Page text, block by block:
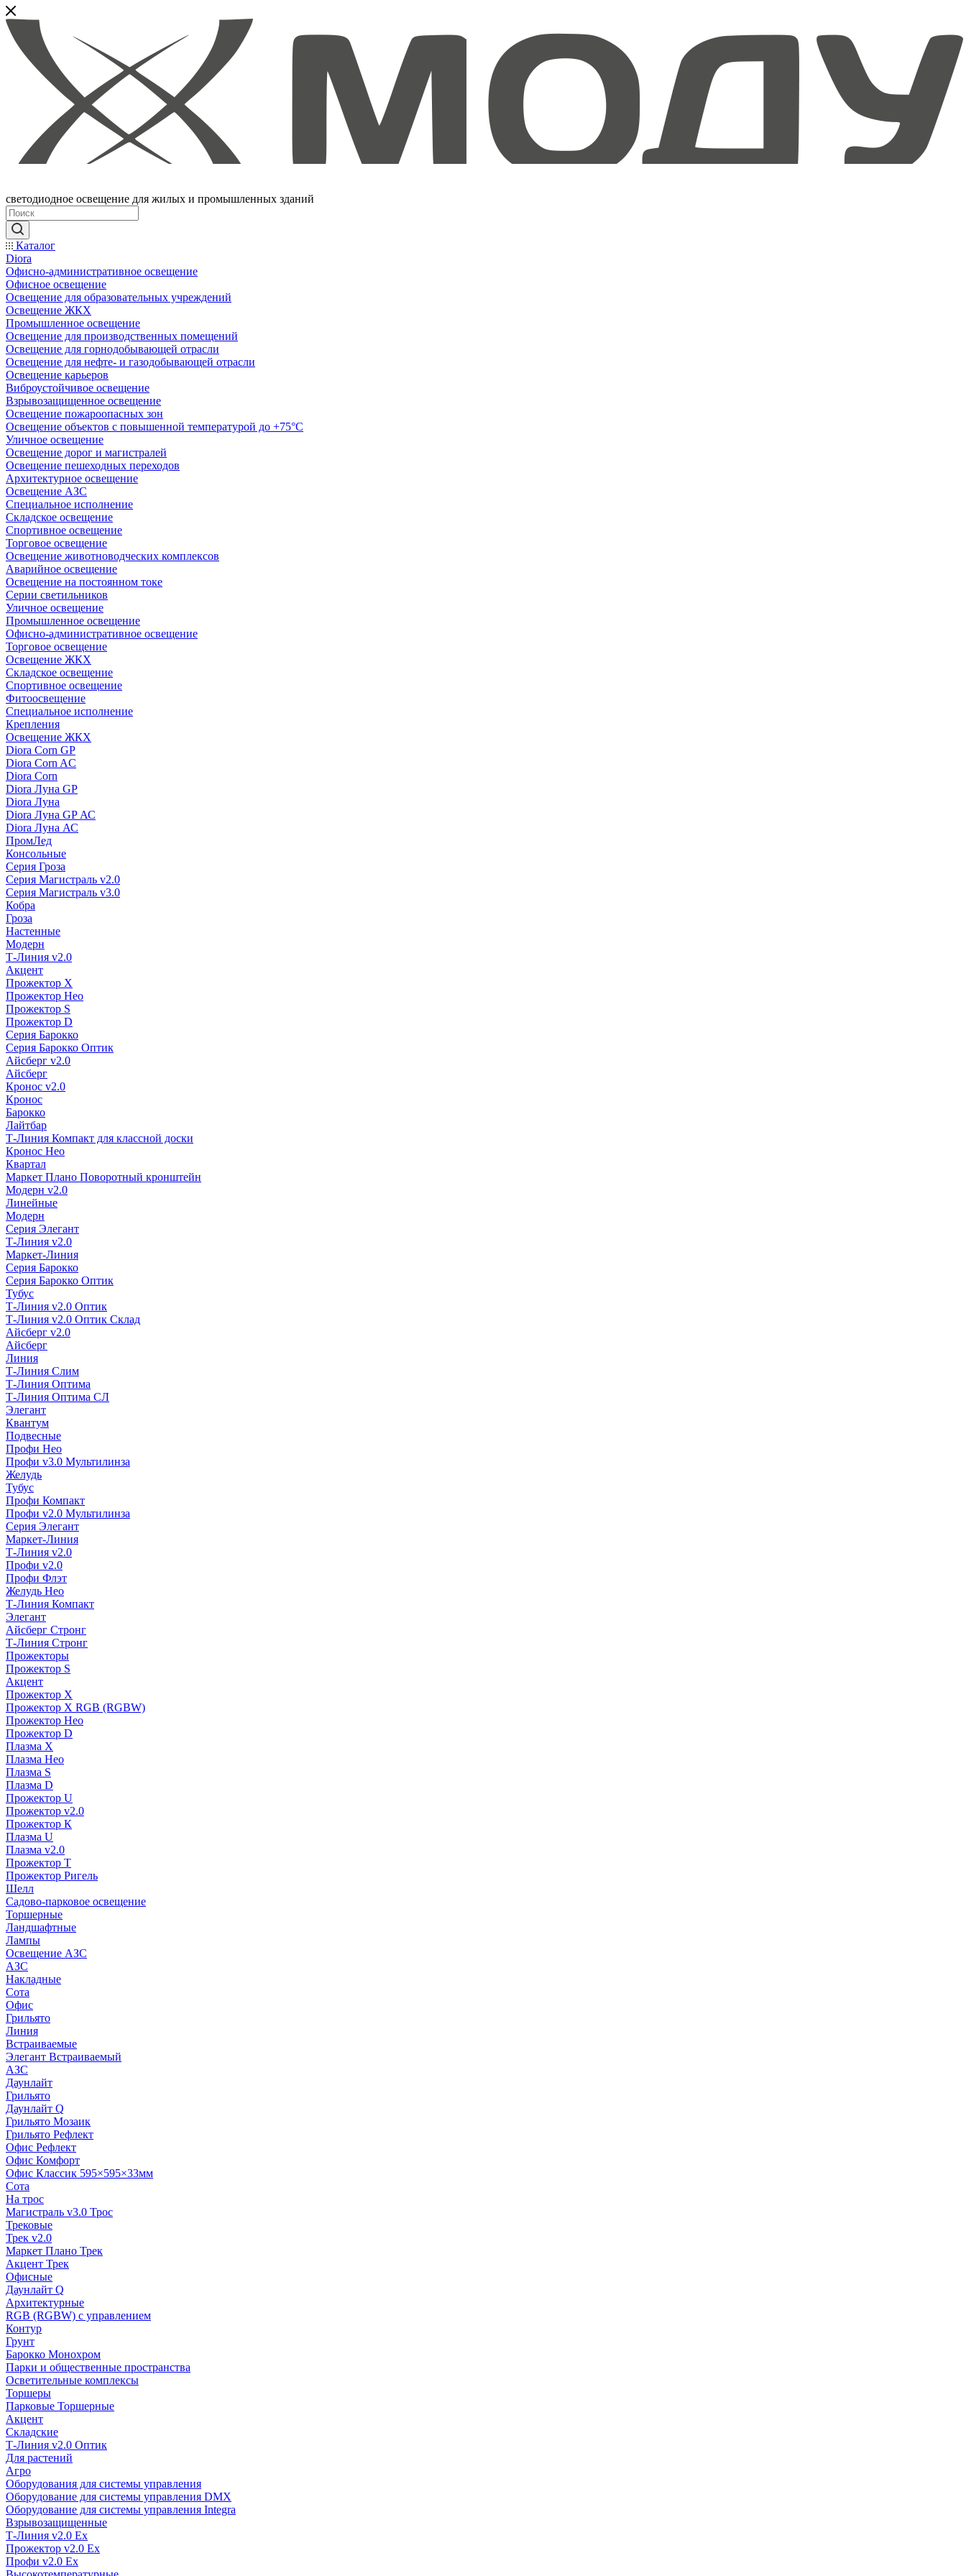
светодиодное освещение для жилых и промышленных зданий
Каталог
Diora
Офисно-административное освещение
Офисное освещение
Освещение для образовательных учреждений
Освещение ЖКХ
Промышленное освещение
Освещение для производственных помещений
Освещение для горнодобывающей отрасли
Освещение для нефте- и газодобывающей отрасли
Освещение карьеров
Виброустойчивое освещение
Взрывозащищенное освещение
Освещение пожароопасных зон
Освещение объектов с повышенной температурой до +75°C
Уличное освещение
Освещение дорог и магистралей
Освещение пешеходных переходов
Архитектурное освещение
Освещение АЗС
Специальное исполнение
Складское освещение
Спортивное освещение
Торговое освещение
Освещение животноводческих комплексов
Аварийное освещение
Освещение на постоянном токе
Серии светильников
Уличное освещение
Промышленное освещение
Офисно-административное освещение
Торговое освещение
Освещение ЖКХ
Складское освещение
Спортивное освещение
Фитоосвещение
Специальное исполнение
Крепления
Освещение ЖКХ
Diora Corn GP
Diora Corn AC
Diora Corn
Diora Луна GP
Diora Луна
Diora Луна GP АС
Diora Луна АС
ПромЛед
Консольные
Серия Гроза
Серия Магистраль v2.0
Серия Магистраль v3.0
Кобра
Гроза
Настенные
Модерн
Т-Линия v2.0
Акцент
Прожектор X
Прожектор Нео
Прожектор S
Прожектор D
Серия Барокко
Серия Барокко Оптик
Айсберг v2.0
Айсберг
Кронос v2.0
Кронос
Барокко
Лайтбар
Т-Линия Компакт для классной доски
Кронос Нео
Квартал
Маркет Плано Поворотный кронштейн
Модерн v2.0
Линейные
Модерн
Серия Элегант
Т-Линия v2.0
Маркет-Линия
Серия Барокко
Серия Барокко Оптик
Тубус
Т-Линия v2.0 Оптик
Т-Линия v2.0 Оптик Склад
Айсберг v2.0
Айсберг
Линия
Т-Линия Слим
Т-Линия Оптима
Т-Линия Оптима СЛ
Элегант
Квантум
Подвесные
Профи Нео
Профи v3.0 Мультилинза
Желудь
Тубус
Профи Компакт
Профи v2.0 Мультилинза
Серия Элегант
Маркет-Линия
Т-Линия v2.0
Профи v2.0
Профи Флэт
Желудь Нео
Т-Линия Компакт
Элегант
Айсберг Стронг
Т-Линия Стронг
Прожекторы
Прожектор S
Акцент
Прожектор X
Прожектор Х RGB (RGBW)
Прожектор Нео
Прожектор D
Плазма X
Плазма Нео
Плазма S
Плазма D
Прожектор U
Прожектор v2.0
Прожектор К
Плазма U
Плазма v2.0
Прожектор Т
Прожектор Ригель
Шелл
Садово-парковое освещение
Торшерные
Ландшафтные
Лампы
Освещение АЗС
АЗС
Накладные
Сота
Офис
Грильято
Линия
Встраиваемые
Элегант Встраиваемый
АЗС
Даунлайт
Грильято
Даунлайт Q
Грильято Мозаик
Грильято Рефлект
Офис Рефлект
Офис Комфорт
Офис Классик 595×595×33мм
Сота
На трос
Магистраль v3.0 Трос
Трековые
Трек v2.0
Маркет Плано Трек
Акцент Трек
Офисные
Даунлайт Q
Архитектурные
RGB (RGBW) с управлением
Контур
Грунт
Барокко Монохром
Парки и общественные пространства
Осветительные комплексы
Торшеры
Парковые Торшерные
Акцент
Складские
Т-Линия v2.0 Оптик
Для растений
Агро
Оборудования для системы управления
Оборудование для системы управления DMX
Оборудование для системы управления Integra
Взрывозащищенные
Т-Линия v2.0 Ex
Прожектор v2.0 Ex
Профи v2.0 Ex